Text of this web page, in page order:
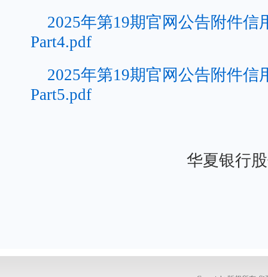
2025年第19期官网公告附件信
Part4.pdf
2025年第19期官网公告附件信
Part5.pdf
华夏银行股